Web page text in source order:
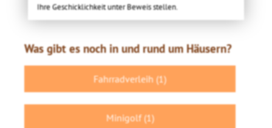
Ihre Geschicklichkeit unter Beweis stellen.
Was gibt es noch in und rund um Häusern?
Fahrradverleih (1)
Minigolf (1)